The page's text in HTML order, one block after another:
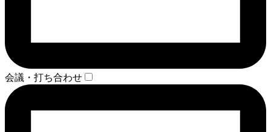
会議・打ち合わせ